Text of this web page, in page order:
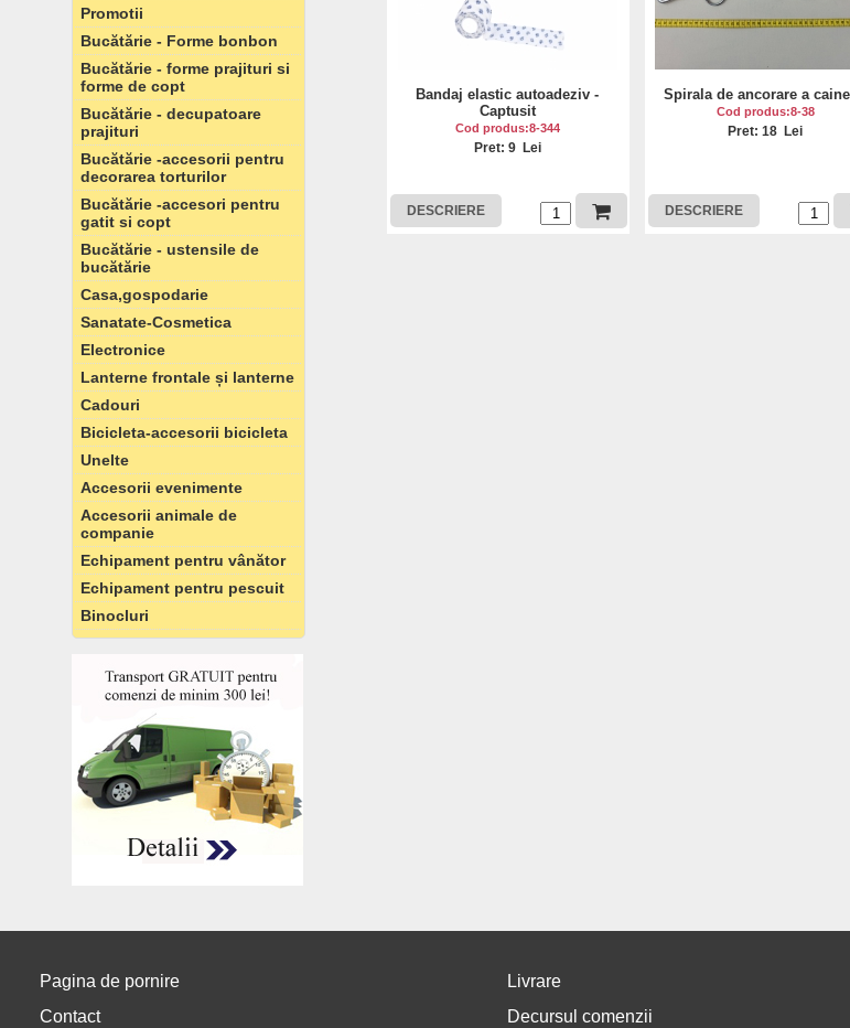
Promotii
Bucătărie - Forme bonbon
Bucătărie - forme prajituri si
forme de copt
Bucătărie - decupatoare
prajituri
Bucătărie -accesorii pentru
decorarea torturilor
Bucătărie -accesori pentru
gatit si copt
Bucătărie - ustensile de
bucătărie
Casa,gospodarie
Sanatate-Cosmetica
Electronice
Lanterne frontale și lanterne
Cadouri
Bicicleta-accesorii bicicleta
Unelte
Accesorii evenimente
Accesorii animale de
companie
Echipament pentru vânător
Echipament pentru pescuit
Binocluri
Bandaj elastic autoadeziv -
Captusit
Cod produs:8-344
Pret: 9 Lei
DESCRIERE
Spirala de ancorare a
Cod produs:8-38
Pret: 18 Lei
DESCRIERE
Pagina de pornire
Contact
Livrare
Decursul comenzii